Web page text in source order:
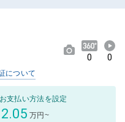
0 0
について
支払い方法を設定
2.05 万円~